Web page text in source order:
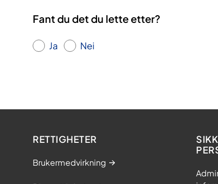
Fant du det du lette etter?
Ja Nei
RETTIGHETER
Brukermedvirkning